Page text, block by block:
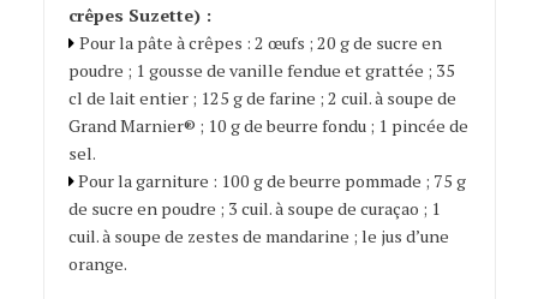
crêpes Suzette) :
Pour la pâte à crêpes : 2 œufs ; 20 g de sucre en
poudre ; 1 gousse de vanille fendue et grattée ; 35
cl de lait entier ; 125 g de farine ; 2 cuil. à soupe de
Grand Marnier® ; 10 g de beurre fondu ; 1 pincée de
sel.
Pour la garniture : 100 g de beurre pommade ; 75 g
de sucre en poudre ; 3 cuil. à soupe de curaçao ; 1
cuil. à soupe de zestes de mandarine ; le jus d’une
orange.